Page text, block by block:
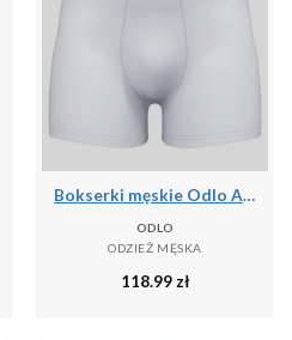
Bokserki męskie Odlo ACTIVE F-DRyIGHT ECO
ODLO
ODZIEŻ MĘSKA
118.99 zł